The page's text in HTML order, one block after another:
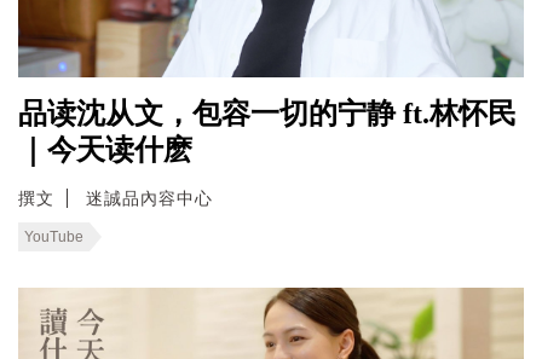
品读沈从文，包容一切的宁静 ft.林怀民
｜今天读什麽
撰文 迷誠品內容中心
YouTube